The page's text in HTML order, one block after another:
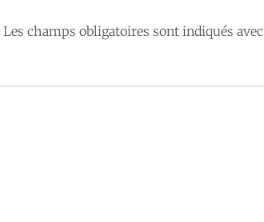
Les champs obligatoires sont indiqués avec